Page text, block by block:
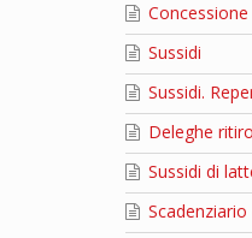
Concessione
Sussidi
Sussidi.
Deleghe
Sussidi di